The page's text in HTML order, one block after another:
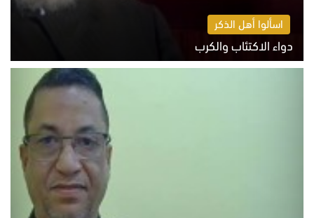
اسألوا أهل الذكر
دواء الاكتئاب والكرب
السبت 8 أغسطس 2026 10:54 ص